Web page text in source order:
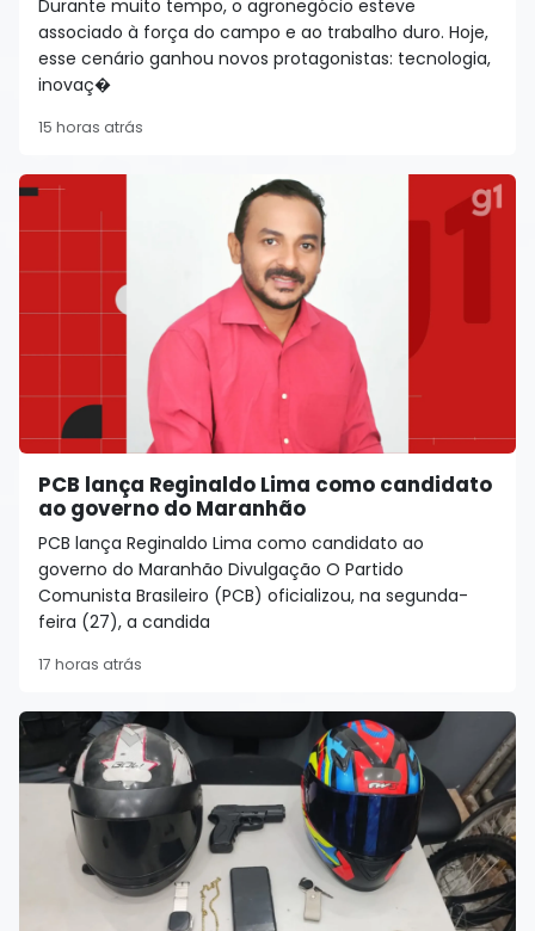
Durante muito tempo, o agronegócio esteve
associado à força do campo e ao trabalho duro. Hoje,
esse cenário ganhou novos protagonistas: tecnologia,
inovaç�
15 horas atrás
PCB lança Reginaldo Lima como candidato
ao governo do Maranhão
PCB lança Reginaldo Lima como candidato ao
governo do Maranhão Divulgação O Partido
Comunista Brasileiro (PCB) oficializou, na segunda-
feira (27), a candida
17 horas atrás